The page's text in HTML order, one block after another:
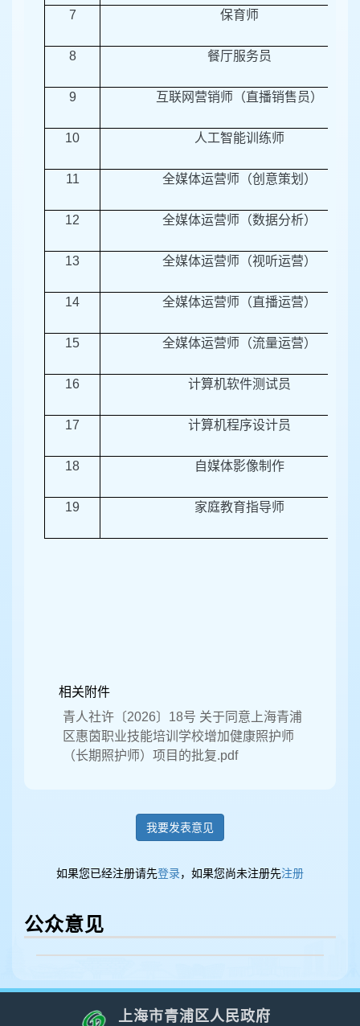
7 保育师
8 餐厅服务员
9 互联网营销师（直播销售员）
10 人工智能训练师
11 全媒体运营师（创意策划）
12 全媒体运营师（数据分析）
13 全媒体运营师（视听运营）
14 全媒体运营师（直播运营）
15 全媒体运营师（流量运营）
16 计算机软件测试员
17 计算机程序设计员
18 自媒体影像制作
19 家庭教育指导师
相关附件
青人社许〔2026〕18号 关于同意上海青浦
区惠茵职业技能培训学校增加健康照护师
（长期照护师）项目的批复.pdf
我要发表意见
如果您已经注册请先登录，如果您尚未注册先注册
公众意见
上海市青浦区人民政府